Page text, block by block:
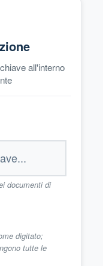
all'interno
documenti di
digitato;
tutte le